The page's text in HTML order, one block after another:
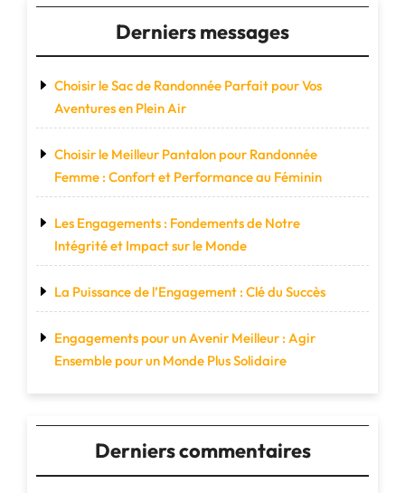
Derniers messages
Choisir le Sac de Randonnée Parfait pour Vos
Aventures en Plein Air
Choisir le Meilleur Pantalon pour Randonnée
Femme : Confort et Performance au Féminin
Les Engagements : Fondements de Notre
Intégrité et Impact sur le Monde
La Puissance de l’Engagement : Clé du Succès
Engagements pour un Avenir Meilleur : Agir
Ensemble pour un Monde Plus Solidaire
Derniers commentaires